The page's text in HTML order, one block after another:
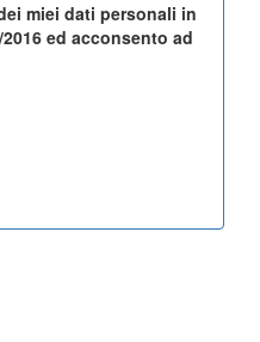
miei dati personali in
ed acconsento ad